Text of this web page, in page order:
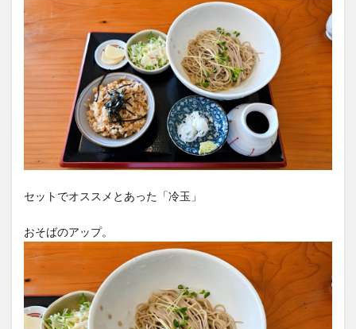
セットでオススメとあった「冷玉」
おそばのアップ。